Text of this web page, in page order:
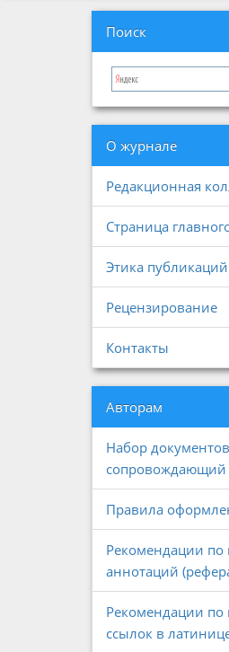
Поиск
О журнале
Редакционная
Страница
Этика публикаций
Рецензирование
Контакты
Авторам
Набор
Правила
Рекомендации по
аннотаций
Рекомендации по
ссылок в